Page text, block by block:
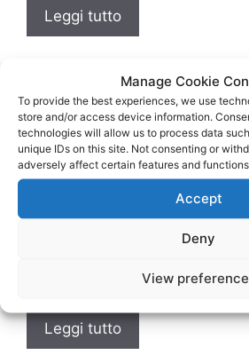
Manage Cookie
To provide the best experiences, we use
store and/or access device information.
technologies will allow us to process data
unique IDs on this site. Not consenting or
adversely affect certain features and
Accept
Deny
View
Leggi tutto
Pulizie Uffici
L’importanza delle Pulizie
di lavoro sano e produttivo
specializzato Le tecnologie
Leggi tutto